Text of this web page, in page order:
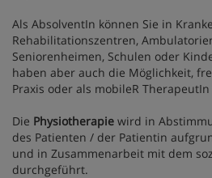
Als AbsolventIn können Sie in
Rehabilitationszentren,
Seniorenheimen, Schulen oder
haben aber auch die Möglichkeit,
Praxis oder als mobileR
Die Physiotherapie wird in
des Patienten / der Patientin
und in Zusammenarbeit mit dem
durchgeführt.